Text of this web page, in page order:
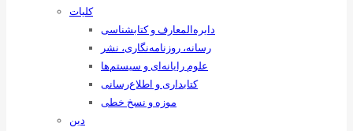
کلیات
دایره‌المعارف و کتابشناسی
رسانه‌، روزنامه‌نگاری، نشر
علوم رایانه‌ای و سیستم‌ها
کتابداری و اطلاع‌رسانی
موزه و نسخ خطی
دین